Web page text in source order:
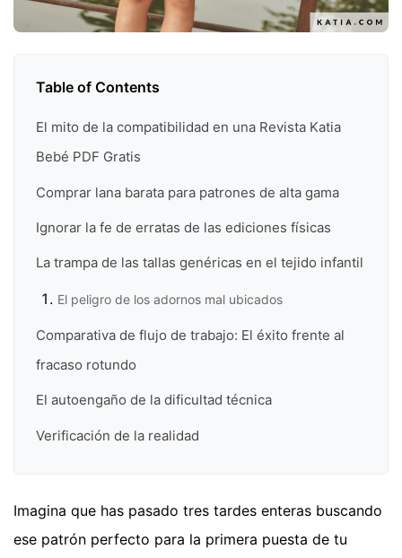
Table of Contents
El mito de la compatibilidad en una Revista Katia
Bebé PDF Gratis
Comprar lana barata para patrones de alta gama
Ignorar la fe de erratas de las ediciones físicas
La trampa de las tallas genéricas en el tejido infantil
El peligro de los adornos mal ubicados
Comparativa de flujo de trabajo: El éxito frente al
fracaso rotundo
El autoengaño de la dificultad técnica
Verificación de la realidad
Imagina que has pasado tres tardes enteras buscando
ese patrón perfecto para la primera puesta de tu